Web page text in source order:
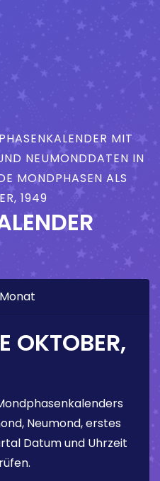
MIT
NEUMONDDATEN IN
MONDPHASEN ALS
1949
OKTOBER,
Neumond, erstes
Datum und Uhrzeit